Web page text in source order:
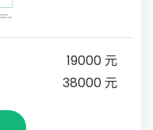
19000 元
38000 元